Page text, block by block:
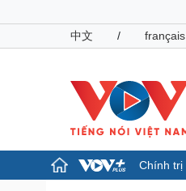
中文
/ français
Chính trị